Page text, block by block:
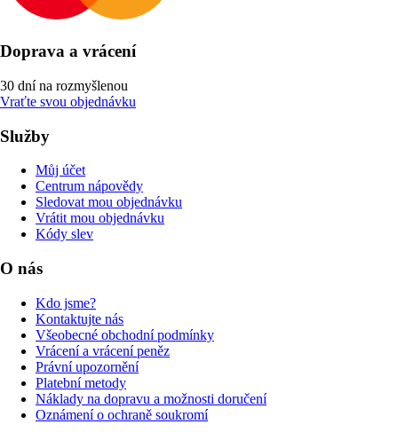
Doprava a vrácení
30 dní na rozmyšlenou
Vraťte svou objednávku
Služby
Můj účet
Centrum nápovědy
Sledovat mou objednávku
Vrátit mou objednávku
Kódy slev
O nás
Kdo jsme?
Kontaktujte nás
Všeobecné obchodní podmínky
Vrácení a vrácení peněz
Právní upozornění
Platební metody
Náklady na dopravu a možnosti doručení
Oznámení o ochraně soukromí